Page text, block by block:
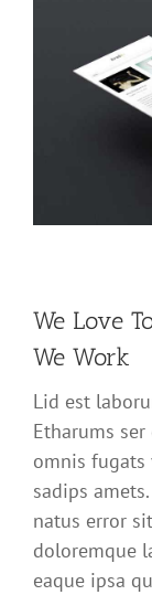
We Love
We Work
Lid est
Etharums
omnis fugats
sadips
natus error
doloremque
eaque ipsa